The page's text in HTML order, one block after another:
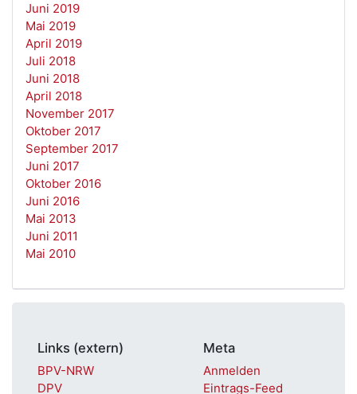
Juni 2019
Mai 2019
April 2019
Juli 2018
Juni 2018
April 2018
November 2017
Oktober 2017
September 2017
Juni 2017
Oktober 2016
Juni 2016
Mai 2013
Juni 2011
Mai 2010
Links (extern)
BPV-NRW
DPV
Meta
Anmelden
Eintrags-Feed